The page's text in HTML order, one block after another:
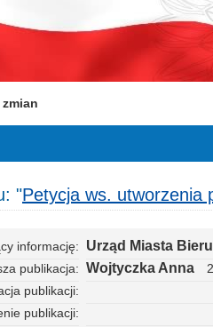
"Petycja ws. utworzenia
informację Urząd Miasta
publikacja Wojtyczka Anna
publikacji
publikacji